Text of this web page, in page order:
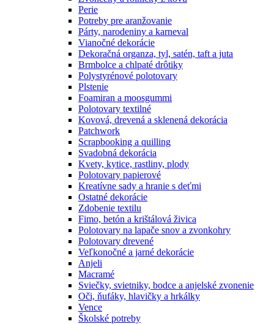
Perie
Potreby pre aranžovanie
Párty, narodeniny a karneval
Vianočné dekorácie
Dekoračná organza, tyl, satén, taft a juta
Brmbolce a chlpaté drôtiky
Polystyrénové polotovary
Plstenie
Foamiran a moosgummi
Polotovary textilné
Kovová, drevená a sklenená dekorácia
Patchwork
Scrapbooking a quilling
Svadobná dekorácia
Kvety, kytice, rastliny, plody
Polotovary papierové
Kreatívne sady a hranie s deťmi
Ostatné dekorácie
Zdobenie textilu
Fimo, betón a krištálová živica
Polotovary na lapače snov a zvonkohry
Polotovary drevené
Veľkonočné a jarné dekorácie
Anjeli
Macramé
Sviečky, svietniky, bodce a anjelské zvonenie
Oči, ňufáky, hlavičky a hrkálky
Vence
Školské potreby